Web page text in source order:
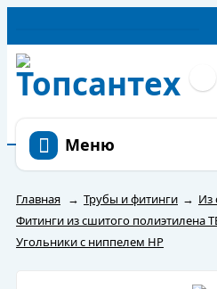
Меню
Главная → Трубы и фитинги → Из
Фитинги из сшитого полиэтилена
Угольники с ниппелем НР